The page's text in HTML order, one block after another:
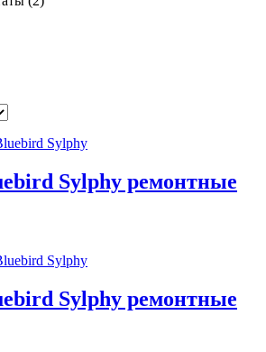
Sylphy
Sylphy ремонтные
Sylphy
Sylphy ремонтные